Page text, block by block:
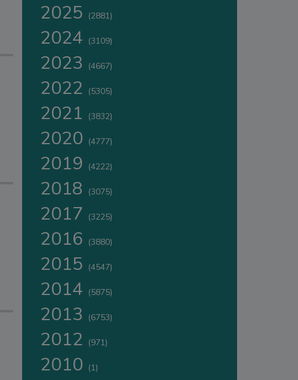
2025 (2881)
2024 (3109)
2023 (4667)
2022 (5305)
2021 (3832)
2020 (4777)
2019 (4222)
2018 (3075)
2017 (3225)
2016 (3880)
2015 (4547)
2014 (5875)
2013 (6753)
2012 (971)
2010 (1)